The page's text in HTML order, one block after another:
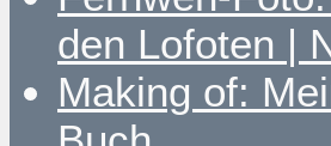
den Lofoten |
Making of: